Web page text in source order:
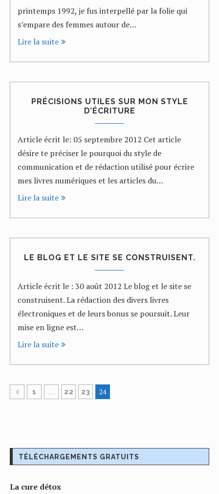
printemps 1992, je fus interpellé par la folie qui
s’empare des femmes autour de…
Lire la suite
PRÉCISIONS UTILES SUR MON STYLE
D’ÉCRITURE
Article écrit le: 05 septembre 2012 Cet article
désire te préciser le pourquoi du style de
communication et de rédaction utilisé pour écrire
mes livres numériques et les articles du…
Lire la suite
LE BLOG ET LE SITE SE CONSTRUISENT.
Article écrit le : 30 août 2012 Le blog et le site se
construisent. La rédaction des divers livres
électroniques et de leurs bonus se poursuit. Leur
mise en ligne est…
Lire la suite
1 … 22 23 24
TÉLÉCHARGEMENTS GRATUITS
La cure détox